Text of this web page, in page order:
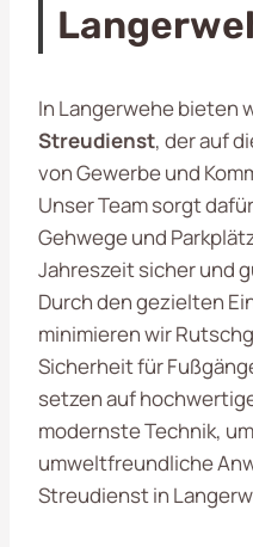
In Langerwehe bieten
Streudienst, der auf
von Gewerbe und
Unser Team sorgt
Gehwege und
Jahreszeit sicher und
Durch den gezielten
minimieren wir
Sicherheit für
setzen auf
modernste Technik,
umweltfreundliche
Streudienst in